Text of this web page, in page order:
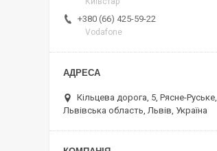
+380 (66) 425-59-22
Vodafone
Кільцева дорога, 5, Рясне-Руське,
Львівська область, Львів, Україна